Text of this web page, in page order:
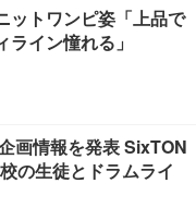
ットワンピ姿「上品で
イン憧れる」
画情報を発表 SixTON
の生徒とドラムライ